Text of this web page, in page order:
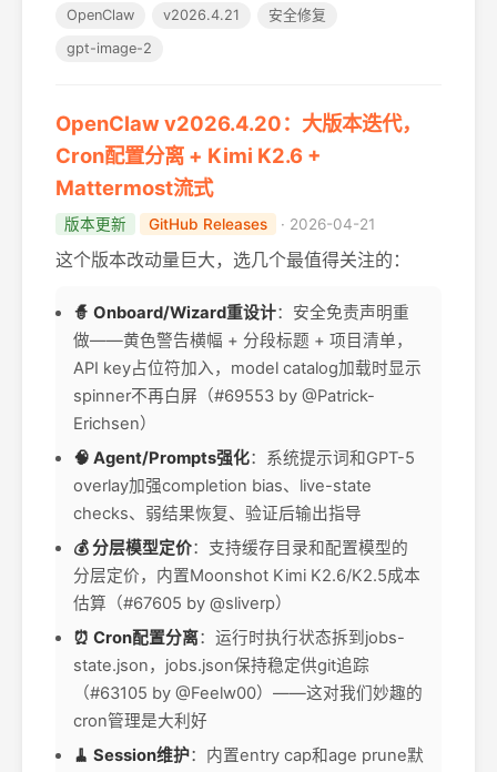
OpenClaw v2026.4.21
安全修复
gpt-image-2
OpenClaw v2026.4.20：大版本迭代，
Cron配置分离 + Kimi K2.6 +
Mattermost流式
版本更新 GitHub Releases · 2026-04-21
这个版本改动量巨大，选几个最值得关注的：
🧙 Onboard/Wizard重设计：安全免责声明重
做——黄色警告横幅 + 分段标题 + 项目清单，
API key占位符加入，model catalog加载时显示
spinner不再白屏（#69553 by @Patrick-
Erichsen）
🧠 Agent/Prompts强化：系统提示词和GPT-5
overlay加强completion bias、live-state
checks、弱结果恢复、验证后输出指导
💰 分层模型定价：支持缓存目录和配置模型的
分层定价，内置Moonshot Kimi K2.6/K2.5成本
估算（#67605 by @sliverp）
⏰ Cron配置分离：运行时执行状态拆到jobs-
state.json，jobs.json保持稳定供git追踪
（#63105 by @Feelw00）——这对我们妙趣的
cron管理是大利好
🧹 Session维护：内置entry cap和age prune默